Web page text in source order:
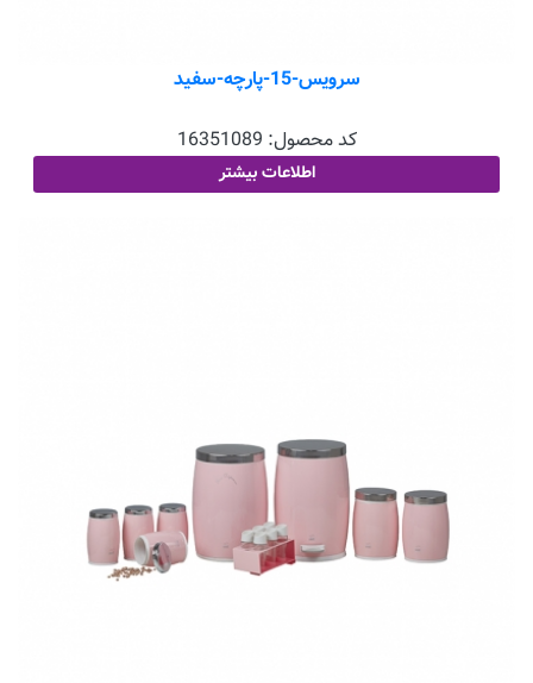
سرویس-15-پارچه-سفید
کد محصول: 16351089
اطلاعات بیشتر